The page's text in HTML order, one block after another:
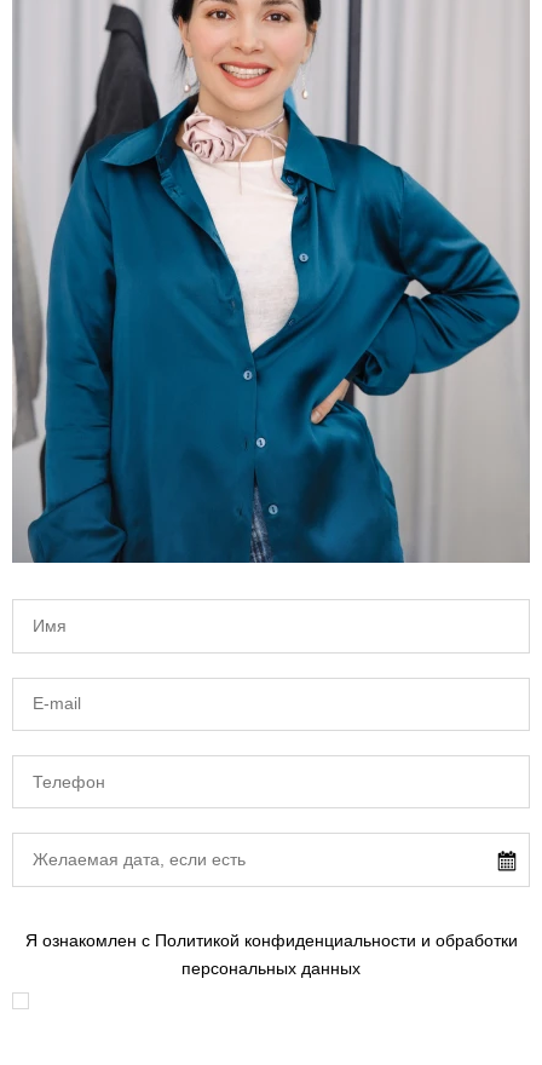
Я ознакомлен с Политикой конфиденциальности и обработки
персональных данных